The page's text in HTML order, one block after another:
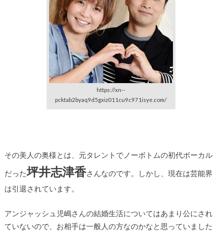
https://xn--
pcktab2byaq9d5gxiz011cu9c971isye.com/
その美人の奥様とは、元タレントでノーボトムの初代ボーカル
だった坪井志津香さんなのです。しかし、現在は芸能界
は引退されています。
アンジャッシュ児嶋さんの結婚生活についてはあまり公にされ
ていないので、お相手は一般人の方なのかなと思っていました